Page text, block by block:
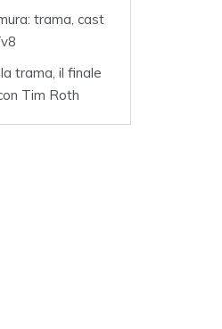
trama, cast
trama, il finale
Tim Roth